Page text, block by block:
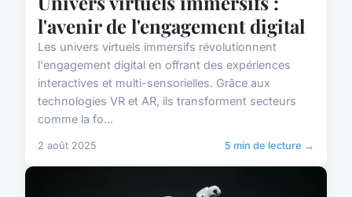
l'avenir de l'engagement digital
Les univers virtuels immersifs révolutionnent
l'engagement digital en offrant des expériences
interactives et multi-sensorielles. Grâce aux
technologies VR et AR, ils transforment secteurs
comme la fo...
2 août 2025 5 min de lecture →